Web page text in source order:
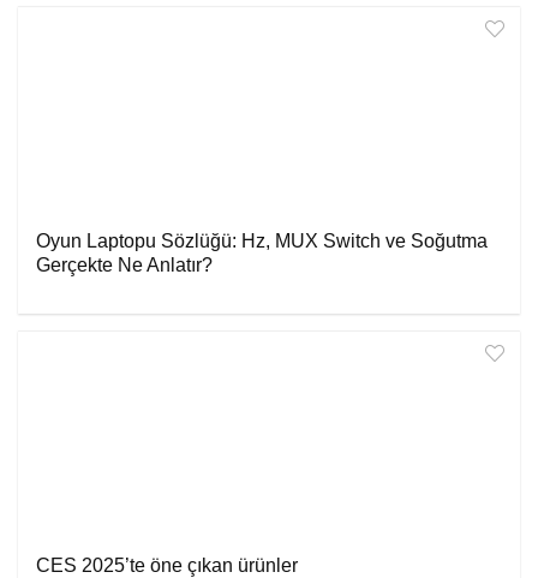
Oyun Laptopu Sözlüğü: Hz, MUX Switch ve Soğutma
Gerçekte Ne Anlatır?
CES 2025’te öne çıkan ürünler